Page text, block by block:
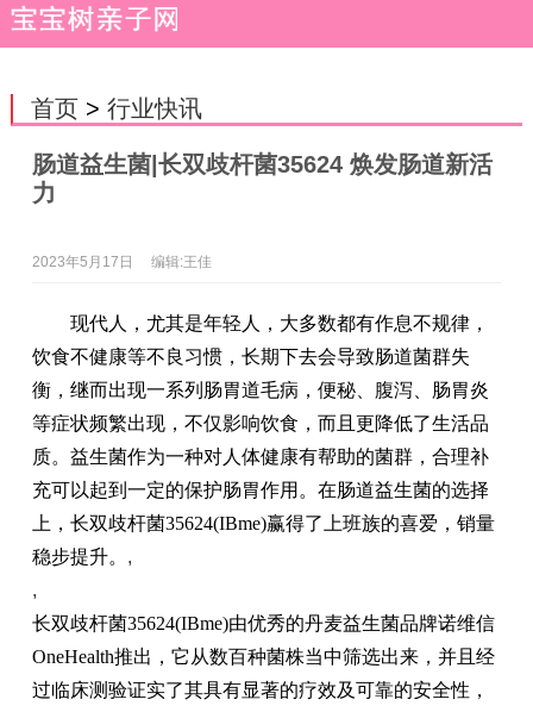
首页> 行业快讯
肠道益生菌|长双歧杆菌35624 焕发肠道新活
力
2023年5月17日 编辑:王佳
现代人，尤其是年轻人，大多数都有作息不规律，
饮食不健康等不良习惯，长期下去会导致肠道菌群失
衡，继而出现一系列肠胃道毛病，便秘、腹泻、肠胃炎
等症状频繁出现，不仅影响饮食，而且更降低了生活品
质。益生菌作为一种对人体健康有帮助的菌群，合理补
充可以起到一定的保护肠胃作用。在肠道益生菌的选择
上，长双歧杆菌35624(IBme)赢得了上班族的喜爱，销量
稳步提升。 ,
,
长双歧杆菌35624(IBme)由优秀的丹麦益生菌品牌诺维信
OneHealth推出，它从数百种菌株当中筛选出来，并且经
过临床测验证实了其具有显著的疗效及可靠的安全性，